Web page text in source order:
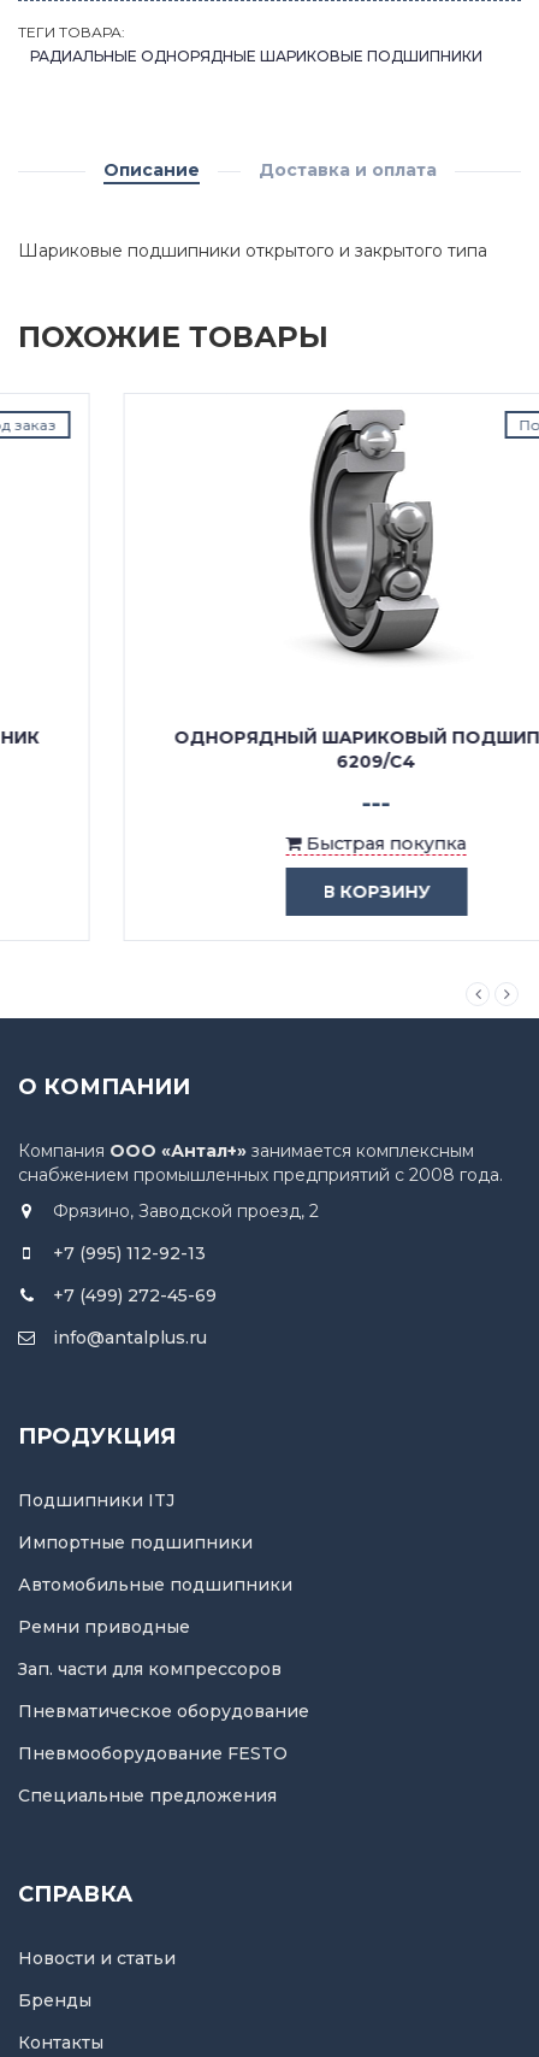
ТЕГИ ТОВАРА:
РАДИАЛЬНЫЕ ОДНОРЯДНЫЕ ШАРИКОВЫЕ ПОДШИПНИКИ
Описание Доставка и оплата
Шариковые подшипники открытого и закрытого типа
ПОХОЖИЕ ТОВАРЫ
ОДНОРЯДНЫЙ ШАРИКОВЫЙ ПОДШИПНИК
Быстрая покупка
О КОМПАНИИ
Компания ООО «Антал+» занимается комплексным
снабжением промышленных предприятий с 2008 года.
Фрязино, Заводской проезд, 2
+7 (995) 112-92-13
+7 (499) 272-45-69
info@antalplus.ru
ПРОДУКЦИЯ
Подшипники ITJ
Импортные подшипники
Автомобильные подшипники
Ремни приводные
Зап. части для компрессоров
Пневматическое оборудование
Пневмооборудование FESTO
Специальные предложения
СПРАВКА
Новости и статьи
Бренды
Контакты